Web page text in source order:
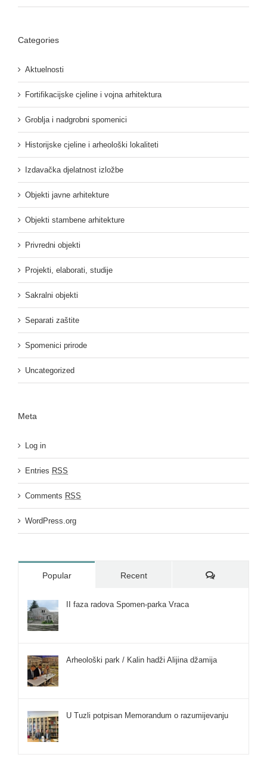
Categories
Aktuelnosti
Fortifikacijske cjeline i vojna arhitektura
Groblja i nadgrobni spomenici
Historijske cjeline i arheološki lokaliteti
Izdavačka djelatnost izložbe
Objekti javne arhitekture
Objekti stambene arhitekture
Privredni objekti
Projekti, elaborati, studije
Sakralni objekti
Separati zaštite
Spomenici prirode
Uncategorized
Meta
Log in
Entries RSS
Comments RSS
WordPress.org
Popular Recent Comments
II faza radova Spomen-parka Vraca
Arheološki park / Kalin hadži Alijina džamija
U Tuzli potpisan Memorandum o razumijevanju